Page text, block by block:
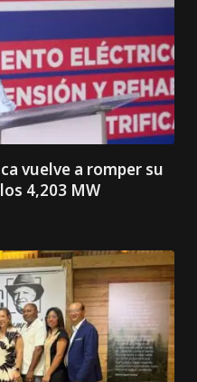
vuelve a romper su
4,203 MW